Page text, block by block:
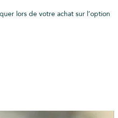
lors de votre achat sur l’option